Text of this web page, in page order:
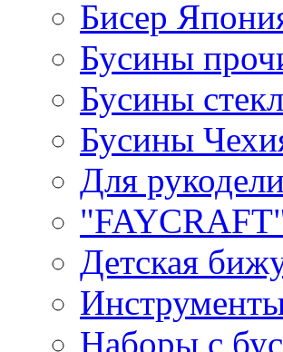
Бисер
Бусины
Бусины
Бусины
Для
Детская
Наборы с